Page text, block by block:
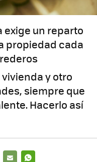
exige un reparto
propiedad cada
y otro
siempre que
Hacerlo así